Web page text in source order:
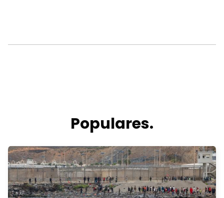
Populares.